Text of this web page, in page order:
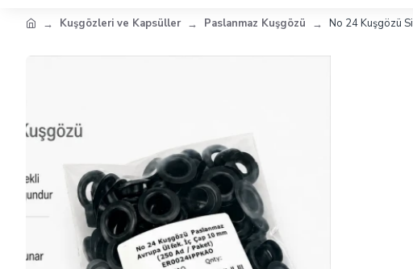
Kuşgözleri ve Kapsüller Paslanmaz Kuşgözü No 24 Kuşgözü